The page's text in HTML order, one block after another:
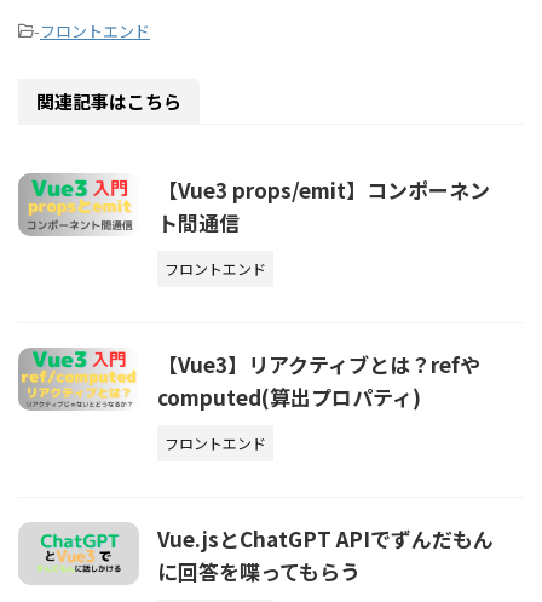
-フロントエンド
関連記事はこちら
【Vue3 props/emit】コンポーネン
ト間通信
フロントエンド
【Vue3】リアクティブとは？refや
computed(算出プロパティ)
フロントエンド
Vue.jsとChatGPT APIでずんだもん
に回答を喋ってもらう